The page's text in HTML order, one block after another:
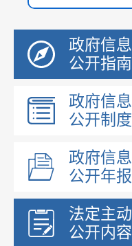
政府信息
公开指南
政府信息
公开制度
政府信息
公开年报
法定主动
公开内容